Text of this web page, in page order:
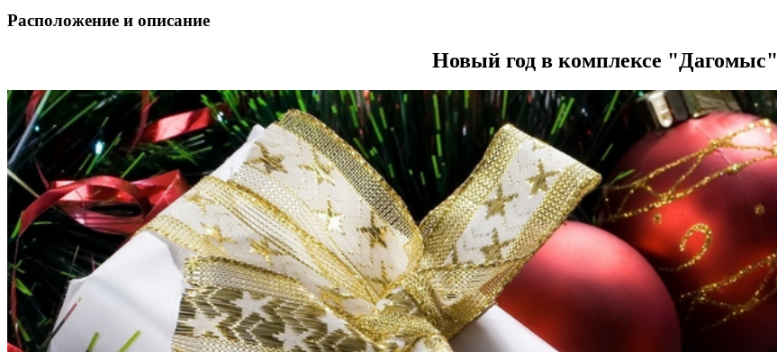
Расположение и описание
Новый год в комплексе "Дагомыс"